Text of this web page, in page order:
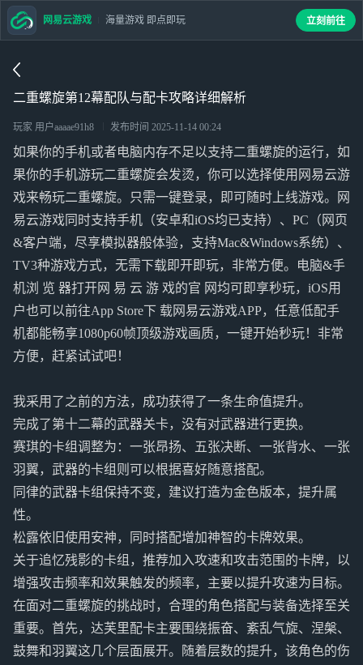
二重螺旋第12幕配队与配卡攻略详细解析
玩家 用户aaaae91h8 发布时间 2025-11-14 00:24
如果你的手机或者电脑内存不足以支持二重螺旋的运行，如
果你的手机游玩二重螺旋会发烫，你可以选择使用网易云游
戏来畅玩二重螺旋。只需一键登录，即可随时上线游戏。网
易云游戏同时支持手机（安卓和iOS均已支持）、PC（网页
&客户端，尽享模拟器般体验，支持Mac&Windows系统）、
TV3种游戏方式，无需下载即开即玩，非常方便。电脑&手
机浏 览 器打开网 易 云 游 戏的官 网均可即享秒玩，iOS用
户也可以前往App Store下 载网易云游戏APP，任意低配手
机都能畅享1080p60帧顶级游戏画质，一键开始秒玩！非常
方便，赶紧试试吧！
我采用了之前的方法，成功获得了一条生命值提升。
完成了第十二幕的武器关卡，没有对武器进行更换。
赛琪的卡组调整为：一张昂扬、五张决断、一张背水、一张
羽翼，武器的卡组则可以根据喜好随意搭配。
同律的武器卡组保持不变，建议打造为金色版本，提升属
性。
松露依旧使用安神，同时搭配增加神智的卡牌效果。
关于追忆残影的卡组，推荐加入攻速和攻击范围的卡牌，以
增强攻击频率和效果触发的频率，主要以提升攻速为目标。
在面对二重螺旋的挑战时，合理的角色搭配与装备选择至关
重要。首先，达芙里配卡主要围绕振奋、紊乱气旋、涅槃、
鼓舞和羽翼这几个层面展开。随着层数的提升，该角色的伤
网易云游戏 海量游戏 即点即玩 立刻前往